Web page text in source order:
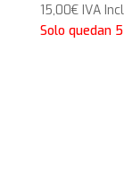
15,00€ IVA
Solo quedan